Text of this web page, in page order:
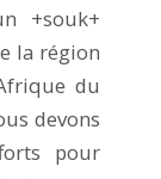
+souk+
la région
du
devons
pour